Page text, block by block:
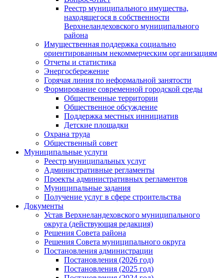
Реестр муниципального имущества,
находящегося в собственности
Верхнеландеховского муниципального
района
Имущественная поддержка социально
ориентированным некоммерческим организациям
Отчеты и статистика
Энергосбережение
Горячая линия по неформальной занятости
Формирование современной городской среды
Общественные территории
Общественное обсуждение
Поддержка местных иннициатив
Детские площадки
Охрана труда
Общественный совет
Муниципальные услуги
Реестр муниципальных услуг
Административные регламенты
Проекты административных регламентов
Муниципальные задания
Получение услуг в сфере строительства
Документы
Устав Верхнеландеховского муниципального
округа (действующая редакция)
Решения Совета района
Решения Совета муниципального округа
Постановления администрации
Постановления (2026 год)
Постановления (2025 год)